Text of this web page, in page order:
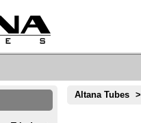
Altana Tubes >